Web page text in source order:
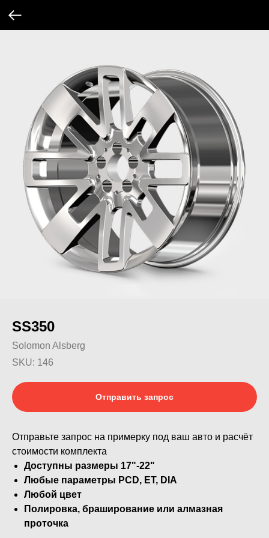
SS350
Solomon Alsberg
SKU: 146
Отправить запрос
Отправьте запрос на примерку под ваш авто и расчёт
стоимости комплекта
Доступны размеры 17"-22"
Любые параметры PCD, ET, DIA
Любой цвет
Полировка, браширование или алмазная
проточка